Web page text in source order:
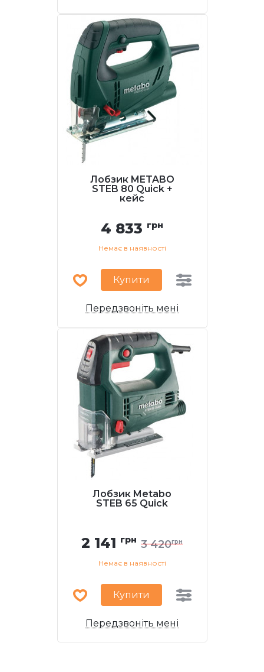
Лобзик METABO
STEB 80 Quick +
кейс
4 833 грн
Немає в наявності
Купити
Передзвоніть мені
Лобзик Metabo
STEB 65 Quick
2 141 грн 3 420грн
Немає в наявності
Купити
Передзвоніть мені